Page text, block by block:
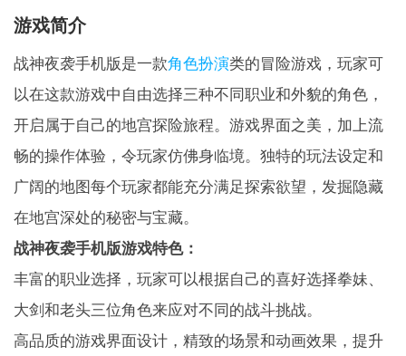
游戏简介
战神夜袭手机版是一款角色扮演类的冒险游戏，玩家可
以在这款游戏中自由选择三种不同职业和外貌的角色，
开启属于自己的地宫探险旅程。游戏界面之美，加上流
畅的操作体验，令玩家仿佛身临境。独特的玩法设定和
广阔的地图每个玩家都能充分满足探索欲望，发掘隐藏
在地宫深处的秘密与宝藏。
战神夜袭手机版游戏特色：
丰富的职业选择，玩家可以根据自己的喜好选择拳妹、
大剑和老头三位角色来应对不同的战斗挑战。
高品质的游戏界面设计，精致的场景和动画效果，提升